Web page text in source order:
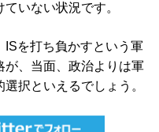
いない状況です。
を打ち負かすという軍
が、当面、政治よりは軍
択といえるでしょう。